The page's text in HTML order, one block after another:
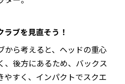
ブを見直そう！
から考えると、ヘッドの重心
、後方にあるため、バックス
やすく、インパクトでスクエ